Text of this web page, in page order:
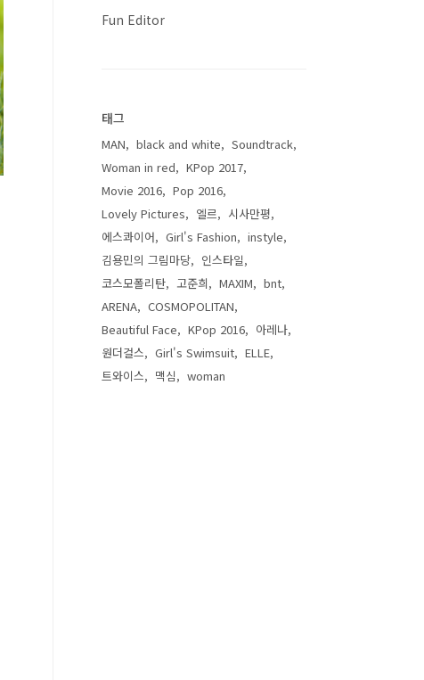
Fun Editor
태그
MAN black and white
Soundtrack
Woman in red
KPop 2017
Movie 2016
Pop 2016
Lovely Pictures
엘르
시사만평
에스콰이어
Girl's Fashion
instyle
김용민의 그림마당
인스타일
코스모폴리탄
고준희 MAXIM
bnt
ARENA
COSMOPOLITAN
Beautiful Face
KPop 2016
아레나
원더걸스
Girl's Swimsuit
ELLE
트와이스
맥심 woman